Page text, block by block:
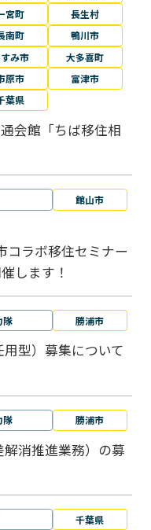
宮町
長生村
南町
鴨川市
み市
大多喜町
原市
富津市
葉県
会館「ちば移住相
館山市
コラボ移住セミナー
します！
隊 勝浦市
型）募集について
隊 勝浦市
消推進業務）の募
千葉県